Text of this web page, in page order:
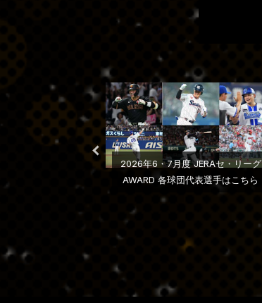
2026年6・7月度 JERAセ・リーグ
AWARD 各球団代表選手はこちら